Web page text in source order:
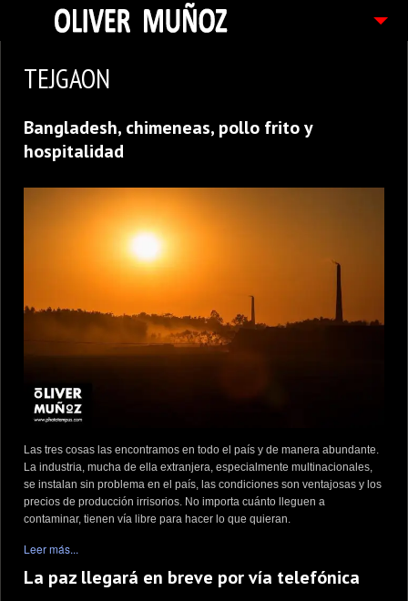
FOTOGRAFIAS
CONTACTO
PEDIDOS
TEJGAON
Bangladesh, chimeneas, pollo frito y
hospitalidad
Las tres cosas las encontramos en todo el país y de manera abundante.
La industria, mucha de ella extranjera, especialmente multinacionales,
se instalan sin problema en el país, las condiciones son ventajosas y los
precios de producción irrisorios. No importa cuánto lleguen a
contaminar, tienen vía libre para hacer lo que quieran.
Leer más...
La paz llegará en breve por vía telefónica